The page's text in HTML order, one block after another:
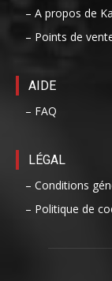
– A propos de
– Points de
AIDE
– FAQ
LÉGAL
– Conditions
– Politique de